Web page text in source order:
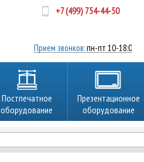
+7 (499) 754-44-50
Прием звонков:пн-пт 10-18:00
Постпечатное
оборудование
Презентационное
оборудование